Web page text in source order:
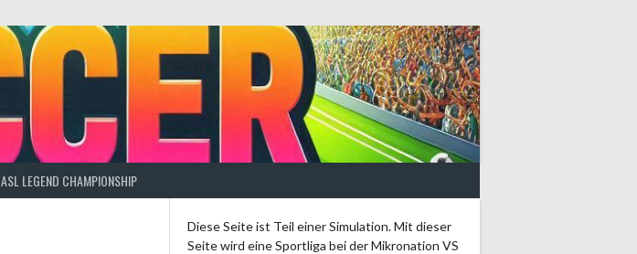
ASL LEGEND CHAMPIONSHIP
Diese Seite ist Teil einer Simulation. Mit dieser
Seite wird eine Sportliga bei der Mikronation VS